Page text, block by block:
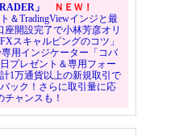
」
ＮＥＷ！
＆TradingViewインジと最
座開設完了で小林芳彦オリ
スキャルピングのコツ」
専用インジケーター「コバ
プレゼント＆専用フォー
1万通貨以上の新規取引で
ック！さらに取引量に応
チャンスも！